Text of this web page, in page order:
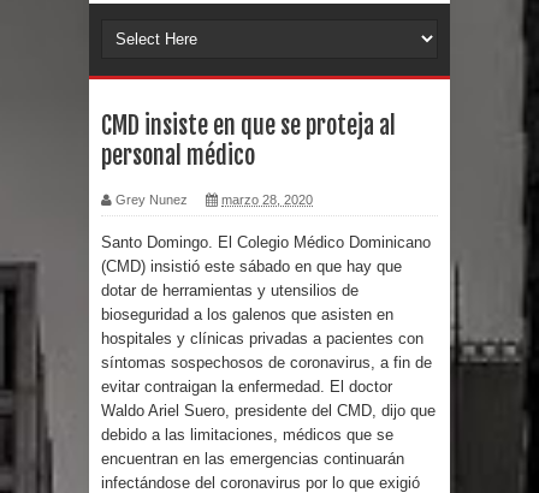
Entre 20 y 40 inmigrantes al día son
EE.UU., según NBC
Belkis Concepción será intervenida
por un delicado problema cardíaco
Abel Martínez llama a los
dominicanos a unirse para sacar al
PRM del Gobierno
Tres detenidos tras detectarse una
CMD insiste en que se proteja al
personal médico
Grey Nunez marzo 28, 2020
Santo Domingo. El Colegio Médico Dominicano
(CMD) insistió este sábado en que hay que
dotar de herramientas y utensilios de
bioseguridad a los galenos que asisten en
hospitales y clínicas privadas a pacientes con
síntomas sospechosos de coronavirus, a fin de
evitar contraigan la enfermedad. El doctor
Waldo Ariel Suero, presidente del CMD, dijo que
debido a las limitaciones, médicos que se
encuentran en las emergencias continuarán
infectándose del coronavirus por lo que exigió